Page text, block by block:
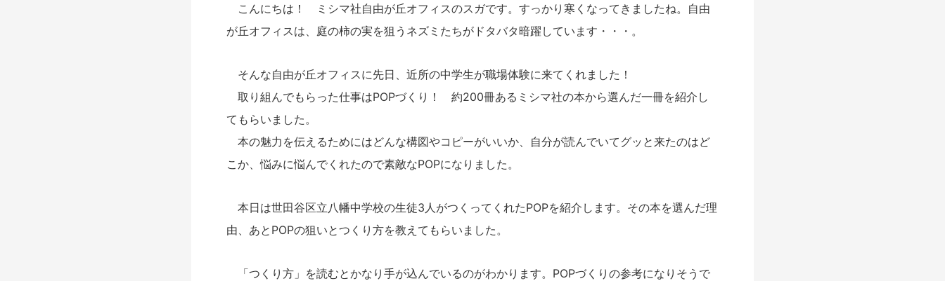
こんにちは！ ミシマ社自由が丘オフィスのスガです。すっかり寒くなってきましたね。自由
が丘オフィスは、庭の柿の実を狙うネズミたちがドタバタ暗躍しています・・・。
そんな自由が丘オフィスに先日、近所の中学生が職場体験に来てくれました！
取り組んでもらった仕事はPOPづくり！ 約200冊あるミシマ社の本から選んだ一冊を紹介し
てもらいました。
本の魅力を伝えるためにはどんな構図やコピーがいいか、自分が読んでいてグッと来たのはど
こか、悩みに悩んでくれたので素敵なPOPになりました。
本日は世田谷区立八幡中学校の生徒3人がつくってくれたPOPを紹介します。その本を選んだ理
由、あとPOPの狙いとつくり方を教えてもらいました。
「つくり方」を読むとかなり手が込んでいるのがわかります。POPづくりの参考になりそうで